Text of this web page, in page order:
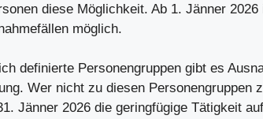
diese Möglichkeit. Ab 1. Jänner 2026
möglich.
definierte Personengruppen gibt es
Wer nicht zu diesen Personengruppen
Jänner 2026 die geringfügige Tätigkeit